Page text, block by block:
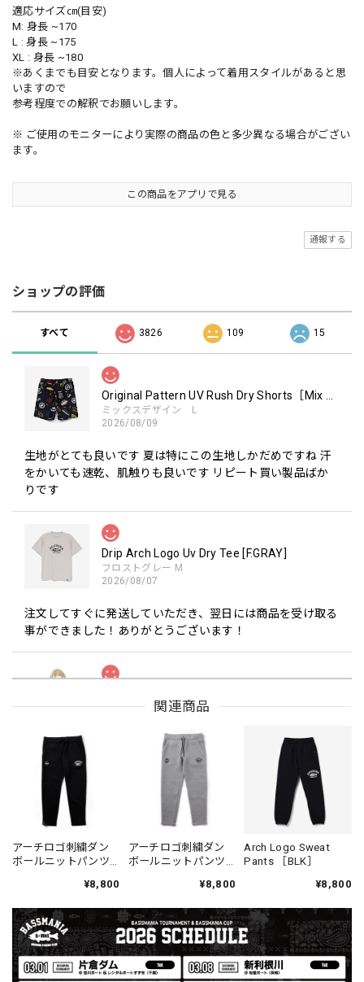
適応サイズ㎝(目安)
M: 身長 ~170
L : 身長 ~175
XL : 身長 ~180
※あくまでも目安となります。個人によって着用スタイルがあると思
いますので
参考程度での解釈でお願いします。
※ ご使用のモニターにより実際の商品の色と多少異なる場合がござい
ます。
この商品をアプリで見る
通報する
ショップの評価
すべて 3826 109 15
Original Pattern UV Rush Dry Shorts［Mix Design］［LIMITED］
ミックスデザイン L
2026/08/09
生地がとても良いです 夏は特にこの生地しかだめですね 汗
をかいても速乾、肌触りも良いです リピート買い製品ばか
りです
Drip Arch Logo Uv Dry Tee [F.GRAY]
フロストグレー M
2026/08/07
注文してすぐに発送していただき、翌日には商品を受け取る
事ができました！ありがとうございます！
ベージュ/ブラック L
丁寧に梱包されており、メッセージカードやステッカーも同
梱して良かったです。 また購入する機会がございました
ら、よろしくお願いいたします！
Drip Arch Logo Uv Dry Tee [BLACK]
ブラック L
2026/08/03
【Double.H】MIR
Daeun / BlackSilver
2026/07/31
関連商品
アーチロゴ刺繍ダン
ボールニットパンツ
¥8,800
アーチロゴ刺繍ダン
ボールニットパンツ
¥8,800
Arch Logo Sweat
Pants ［BLK］
¥8,800